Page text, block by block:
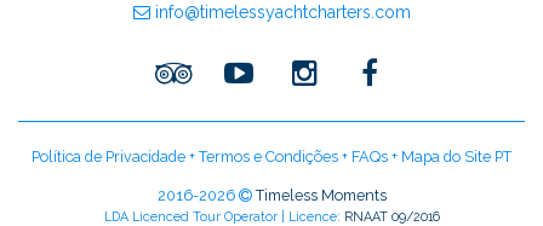
info@timelessyachtcharters.com
Política de Privacidade +Termos e Condições + FAQs + Mapa do Site PT
2016-2026 Timeless Moments
LDA Licenced Tour Operator | Licence: RNAAT 09/2016